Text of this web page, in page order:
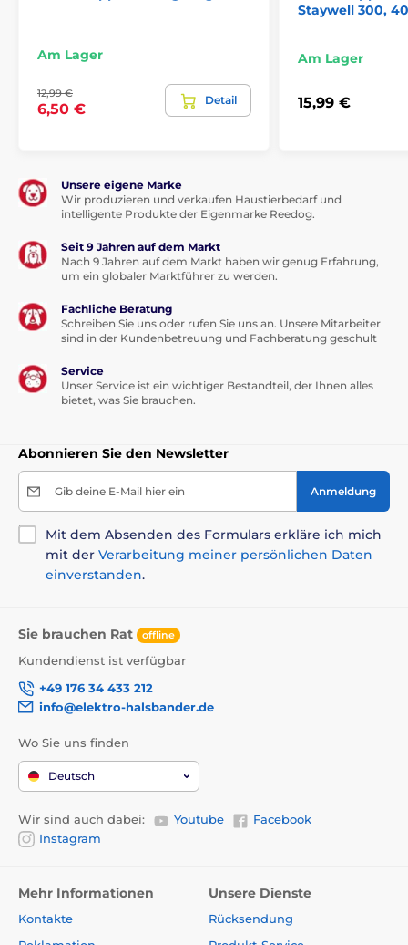
Am Lager
12,99 €
6,50 €
Detail
Staywell 300,
Am Lager
15,99 €
Unsere eigene Marke
Wir produzieren und verkaufen Haustierbedarf und
intelligente Produkte der Eigenmarke Reedog.
Seit 9 Jahren auf dem Markt
Nach 9 Jahren auf dem Markt haben wir genug Erfahrung,
um ein globaler Marktführer zu werden.
Fachliche Beratung
Schreiben Sie uns oder rufen Sie uns an. Unsere Mitarbeiter
sind in der Kundenbetreuung und Fachberatung geschult
Service
Unser Service ist ein wichtiger Bestandteil, der Ihnen alles
bietet, was Sie brauchen.
Abonnieren Sie den Newsletter
Gib deine E-Mail hier ein Anmeldung
Mit dem Absenden des Formulars erkläre ich mich
mit der Verarbeitung meiner persönlichen Daten
einverstanden.
Sie brauchen Rat offline
Kundendienst ist verfügbar
+49 176 34 433 212
info@elektro-halsbander.de
Wo Sie uns finden
Deutsch
Wir sind auch dabei: Youtube
Facebook
Instagram
Mehr Informationen
Kontakte
Unsere Dienste
Rücksendung